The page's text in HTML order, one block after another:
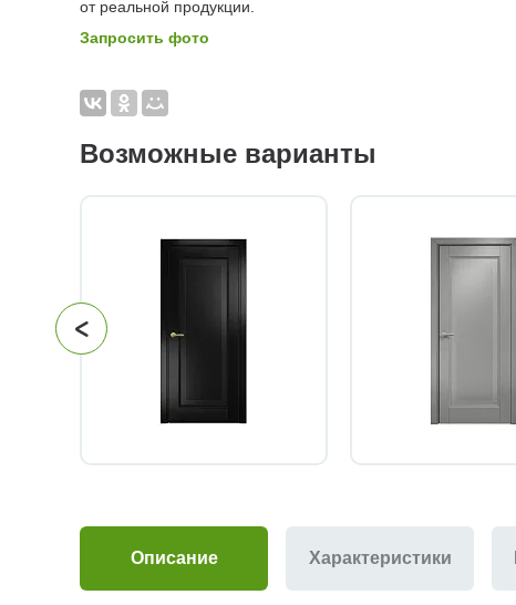
от реальной продукции.
Запросить фото
Возможные варианты
Описание Характеристики